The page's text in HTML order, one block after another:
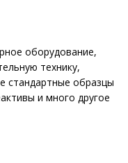
оборудование,
технику,
стандартные образцы
и много другое